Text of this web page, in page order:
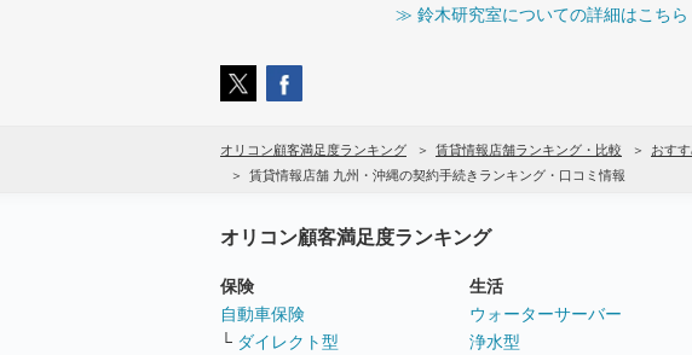
≫ 鈴木研究室についての詳細はこちら
オリコン顧客満足度ランキング 賃貸情報店舗ランキング・比較 おす
賃貸情報店舗 九州・沖縄の契約手続きランキング・口コミ情報
オリコン顧客満足度ランキング
保険
自動車保険
└ ダイレクト型
生活
ウォーターサーバー
浄水型